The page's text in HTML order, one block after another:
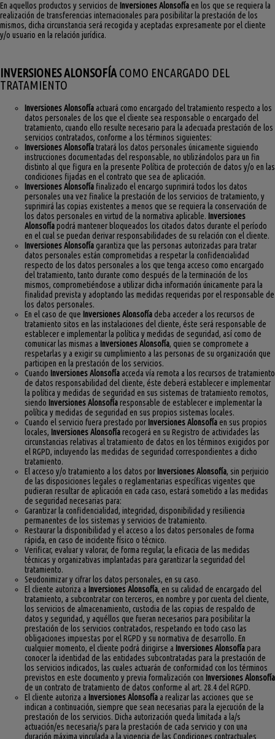
En aquellos productos y servicios de Inversiones Alonsofíaen los que se requiera la
realización de transferencias internacionales para posibilitar la prestación de los
mismos, dicha circunstancia será recogida y aceptadas expresamente por el cliente
y/o usuario en la relación jurídica.
INVERSIONES ALONSOFÍA COMO ENCARGADO DEL
TRATAMIENTO
Inversiones Alonsofía actuará como encargado del tratamiento respecto a los
datos personales de los que el cliente sea responsable o encargado del
tratamiento, cuando ello resulte necesario para la adecuada prestación de los
servicios contratados, conforme a los términos siguientes:
Inversiones Alonsofíatratará los datos personales únicamente siguiendo
instrucciones documentadas del responsable, no utilizándolos para un fin
distinto al que figura en la presente Política de protección de datos y/o en las
condiciones fijadas en el contrato que sea de aplicación.
Inversiones Alonsofía finalizado el encargo suprimirá todos los datos
personales una vez finalice la prestación de los servicios de tratamiento, y
suprimirá las copias existentes a menos que se requiera la conservación de
los datos personales en virtud de la normativa aplicable. Inversiones
Alonsofíapodrá mantener bloqueados los citados datos durante el período
en el cual se puedan derivar responsabilidades de su relación con el cliente.
Inversiones Alonsofía garantiza que las personas autorizadas para tratar
datos personales están comprometidas a respetar la confidencialidad
respecto de los datos personales a los que tenga acceso como encargado
del tratamiento, tanto durante como después de la terminación de los
mismos, comprometiéndose a utilizar dicha información únicamente para la
finalidad prevista y adoptando las medidas requeridas por el responsable de
los datos personales.
En el caso de que Inversiones Alonsofíadeba acceder a los recursos de
tratamiento sitos en las instalaciones del cliente, éste será responsable de
establecer e implementar la política y medidas de seguridad, así como de
comunicar las mismas a Inversiones Alonsofía, quien se compromete a
respetarlas y a exigir su cumplimiento a las personas de su organización que
participen en la prestación de los servicios.
Cuando Inversiones Alonsofía acceda vía remota a los recursos de tratamiento
de datos responsabilidad del cliente, éste deberá establecer e implementar
la política y medidas de seguridad en sus sistemas de tratamiento remotos,
siendo Inversiones Alonsofíaresponsable de establecer e implementar la
política y medidas de seguridad en sus propios sistemas locales.
Cuando el servicio fuera prestado por Inversiones Alonsofíaen sus propios
locales, Inversiones Alonsofíarecogerá en su Registro de actividades las
circunstancias relativas al tratamiento de datos en los términos exigidos por
el RGPD, incluyendo las medidas de seguridad correspondientes a dicho
tratamiento.
El acceso y/o tratamiento a los datos por Inversiones Alonsofía, sin perjuicio
de las disposiciones legales o reglamentarias específicas vigentes que
pudieran resultar de aplicación en cada caso, estará sometido a las medidas
de seguridad necesarias para:
Garantizar la confidencialidad, integridad, disponibilidad y resiliencia
permanentes de los sistemas y servicios de tratamiento.
Restaurar la disponibilidad y el acceso a los datos personales de forma
rápida, en caso de incidente físico o técnico.
Verificar, evaluar y valorar, de forma regular, la eficacia de las medidas
técnicas y organizativas implantadas para garantizar la seguridad del
tratamiento.
Seudonimizar y cifrar los datos personales, en su caso.
El cliente autoriza a Inversiones Alonsofía, en su calidad de encargado del
tratamiento, a subcontratar con terceros, en nombre y por cuenta del cliente,
los servicios de almacenamiento, custodia de las copias de respaldo de
datos y seguridad, y aquéllos que fueran necesarios para posibilitar la
prestación de los servicios contratados, respetando en todo caso las
obligaciones impuestas por el RGPD y su normativa de desarrollo. En
cualquier momento, el cliente podrá dirigirse a Inversiones Alonsofíapara
conocer la identidad de las entidades subcontratadas para la prestación de
los servicios indicados, las cuales actuarán de conformidad con los términos
previstos en este documento y previa formalización con Inversiones Alonsofía
de un contrato de tratamiento de datos conforme al art. 28.4 del RGPD.
El cliente autoriza a Inversiones Alonsofía a realizar las acciones que se
indican a continuación, siempre que sean necesarias para la ejecución de la
prestación de los servicios. Dicha autorización queda limitada a la/s
actuación/es necesaria/s para la prestación de cada servicio y con una
duración máxima vinculada a la vigencia de las Condiciones contractuales